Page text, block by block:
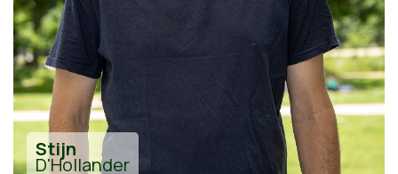
Stijn
D'Hollander